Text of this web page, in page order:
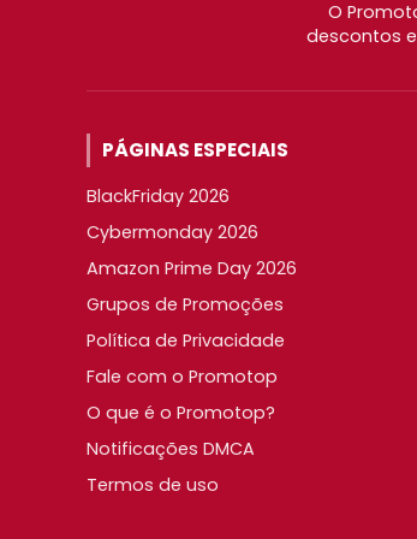
O
descontos
PÁGINAS ESPECIAIS
BlackFriday 2026
Cybermonday 2026
Amazon Prime Day 2026
Grupos de Promoções
Política de Privacidade
Fale com o Promotop
O que é o Promotop?
Notificações DMCA
Termos de uso